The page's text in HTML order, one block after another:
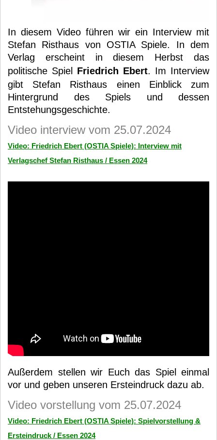
In diesem Video führen wir ein Interview mit
Stefan Risthaus von OSTIA Spiele. In dem
Verlag erscheint in diesem Herbst das
politische Spiel
Friedrich Ebert. Im Interview
gibt Stefan Risthaus einen Einblick zum
Hintergrund des Spiels und dessen
Entstehungsgeschichte.
Video interview vom 25.07.2024
Video: Friedrich Ebert (OSTIA Spiele): Interview mit
Verlagschef Stefan Risthaus / Essen 2024
Außerdem stellen wir Euch das Spiel einmal
vor und geben unseren Ersteindruck dazu ab.
Video vorstellung vom 25.07.2024
Video: Friedrich Ebert (OSTIA Spiele): Spielvorstellung &
Ersteindruck / Essen 2024